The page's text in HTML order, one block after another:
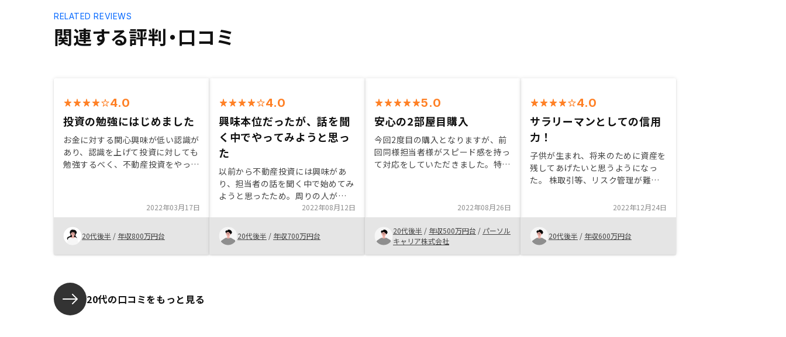
関連する評判・口コミ
RELATED REVIEWS
4.0
投資の勉強にはじめました
お金に対する関心興味が低い認識が
あり、認識を上げて投資に対しても
勉強するべく、不動産投資をやって
りましたが、タイミング的にいいご
提案を頂戴できた
2022年03月17日
20代後半 / 年収800万円台
4.0
興味本位だったが、話を聞
く中でやってみようと思っ
た
以前から不動産投資には興味があ
り、担当者の話を聞く中で始めてみ
ようと思ったため。周りの人が
Renosyを活用して不動産投資を始
めており、自分もやってみたいと思
ったため。オンラインの面談で自分
の都合の良い時に話を聞くことがで
き、臨機応変に対応いただけたこと
2022年08月12日
20代後半 / 年収700万円台
5.0
安心の2部屋目購入
今回2度目の購入となりますが、前
回同様担当者様がスピード感を持っ
て対応をしていただきました。特に
する関西の物件をいくつか紹介して
いただいたので非常にありがたく感
じております。また、2部屋分の毎
2022年08月26日
20代後半 / 年収500万円台 / パーソル
キャリア株式会社
4.0
サラリーマンとしての信用
力！
子供が生まれ、将来のために資産を
残してあげたいと思うようになっ
た。 株取引等、リスク管理が難し
ミドルリスク・ミドルリターンであ
る不動産投資に興味を持った。 サ
ラリーマンとしての信用力を最大限
活かせる事も決め手になった。
2022年12月24日
20代後半 / 年収600万円台
20代の口コミをもっと見る